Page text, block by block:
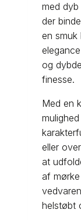
med
der
en smuk
og
finesse.
Med en
eller
at
af
helstøbt